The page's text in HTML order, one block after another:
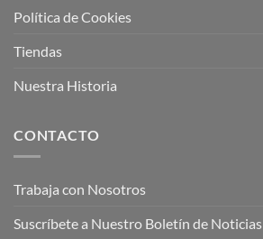
Política de Cookies
Tiendas
Nuestra Historia
CONTACTO
Trabaja con Nosotros
Suscríbete a Nuestro Boletín de Noticias